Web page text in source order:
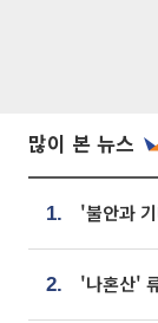
많이 본 뉴스
1.
2.